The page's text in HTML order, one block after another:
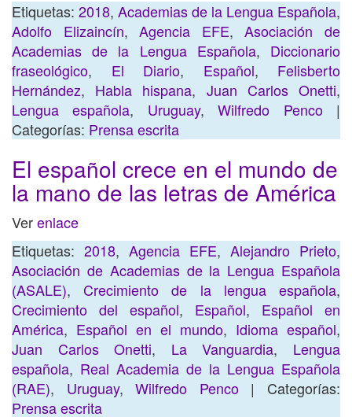
Etiquetas: 2018, Academias de la Lengua Española,
Adolfo Elizaincín,Agencia EFE,Asociación de
Academias de la Lengua Española, Diccionario
fraseológico, El Diario, Español, Felisberto
Hernández, Habla hispana, Juan Carlos Onetti,
Lengua española, Uruguay,Wilfredo Penco|
Categorías: Prensa escrita
El español crece en el mundo de
la mano de las letras de América
Verenlace
Etiquetas: 2018, Agencia EFE, Alejandro Prieto,
Asociación de Academias de la Lengua Española
(ASALE),Crecimiento de la lengua española,
Crecimiento del español, Español, Español en
América, Español en el mundo, Idioma español,
Juan Carlos Onetti, La Vanguardia, Lengua
española, Real Academia de la Lengua Española
(RAE), Uruguay,Wilfredo Penco| Categorías:
Prensa escrita